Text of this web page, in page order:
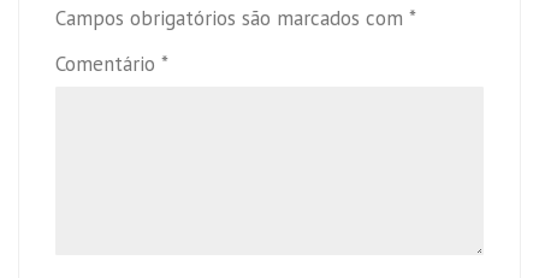
Campos obrigatórios são marcados com *
Comentário *